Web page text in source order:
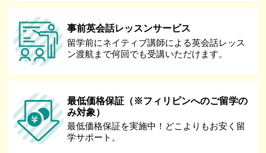
事前英会話レッスンサービス
留学前にネイティブ講師による英会話レッス
ン渡航まで何回でも受講いただけます。
最低価格保証（※フィリピンへのご留学の
み対象）
最低価格保証を実施中！どこよりもお安く留
学サポート。